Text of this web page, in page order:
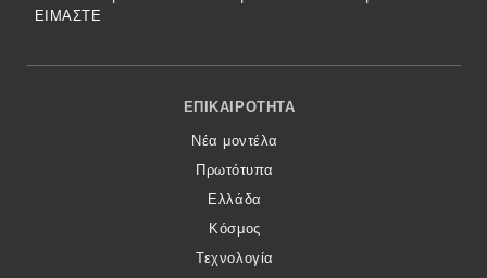
ΕΙΜΑΣΤΕ
Footer Menu
ΕΠΙΚΑΙΡΌΤΗΤΑ
Νέα μοντέλα
Πρωτότυπα
Ελλάδα
Κόσμος
Τεχνολογία